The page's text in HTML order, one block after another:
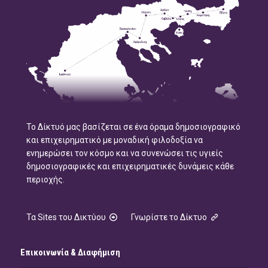
Το Δίκτυό μας βασίζεται σε ένα όραμα δημοσιογραφικό
και επιχειρηματικό με μοναδική φιλοδοξία να
ενημερώσει τον κόσμο και να συνενώσει τις υγιείς
δημοσιογραφικές και επιχειρηματικές δυνάμεις κάθε
περιοχής.
Τα Sites του Δικτύου Γνωρίστε το Δίκτυο
Επικοινωνία & Διαφήμιση